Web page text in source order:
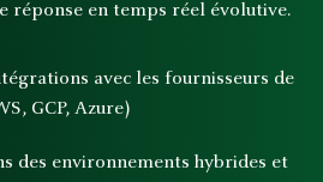
réponse en temps réel évolutive.
avec les fournisseurs de
GCP, Azure)
des environnements hybrides et